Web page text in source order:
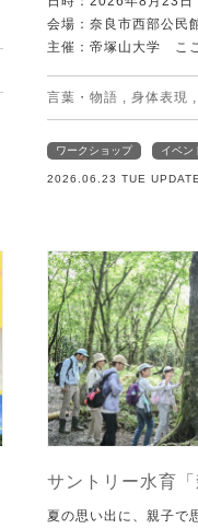
会場：奈良市西部公民
主催：帝塚山大学 こ
言葉・物語 , 身体表現
ワークショップ イベン
2026.06.23 TUE
サントリー水育
夏の思い出に、親子で